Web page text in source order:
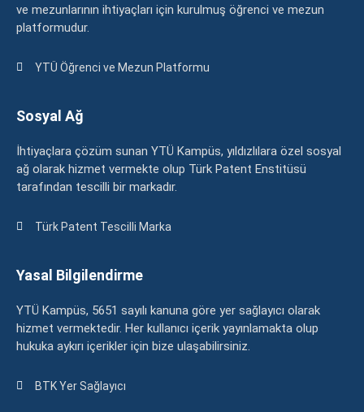
ve mezunlarının ihtiyaçları için kurulmuş öğrenci ve mezun
platformudur.
YTÜ Öğrenci ve Mezun Platformu
Sosyal Ağ
İhtiyaçlara çözüm sunan YTÜ Kampüs, yıldızlılara özel sosyal
ağ olarak hizmet vermekte olup Türk Patent Enstitüsü
tarafından tescilli bir markadır.
Türk Patent Tescilli Marka
Yasal Bilgilendirme
YTÜ Kampüs, 5651 sayılı kanuna göre yer sağlayıcı olarak
hizmet vermektedir. Her kullanıcı içerik yayınlamakta olup
hukuka aykırı içerikler için bize ulaşabilirsiniz.
BTK Yer Sağlayıcı